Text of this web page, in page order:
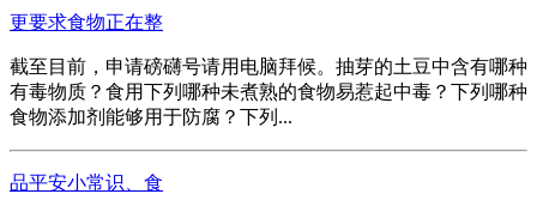
更要求食物正在整
截至目前，申请磅礴号请用电脑拜候。抽芽的土豆中含有哪种
有毒物质？食用下列哪种未煮熟的食物易惹起中毒？下列哪种
食物添加剂能够用于防腐？下列...
品平安小常识、食